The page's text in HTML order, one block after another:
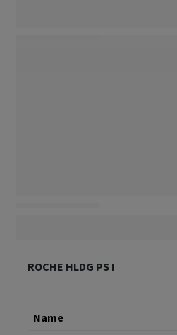
ROCHE HLDG PS I
Name